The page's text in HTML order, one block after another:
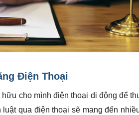
Điện Thoại
cho mình điện thoại di động để
qua điện thoại sẽ mang đến